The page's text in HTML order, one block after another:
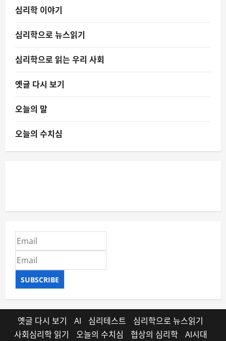
심리학 이야기
심리학으로 뉴스읽기
심리학으로 읽는 우리 사회
옛글 다시 보기
오늘의 말
오늘의 수치심
SUBSCRIBE
옛글 다시 보기 AI 심리테스트
심리학으로 뉴스읽기
사회심리학 읽기
오늘의 수치심 협상의 심리학 AI시대